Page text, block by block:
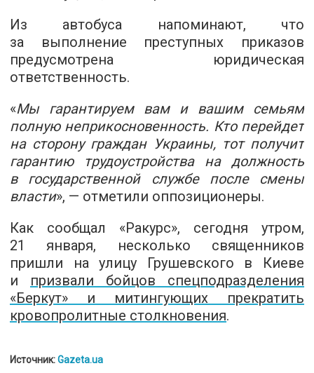
Из автобуса напоминают, что
за выполнение преступных приказов
предусмотрена юридическая
ответственность.
«Мы гарантируем вам и вашим семьям
полную неприкосновенность. Кто перейдет
на сторону граждан Украины, тот получит
гарантию трудоустройства на должность
в государственной службе после смены
власти», — отметили оппозиционеры.
Как сообщал «Ракурс», сегодня утром,
21 января, несколько священников
пришли на улицу Грушевского в Киеве
и призвали бойцов спецподразделения
«Беркут» и митингующих прекратить
кровопролитные столкновения.
Источник:Gazeta.ua